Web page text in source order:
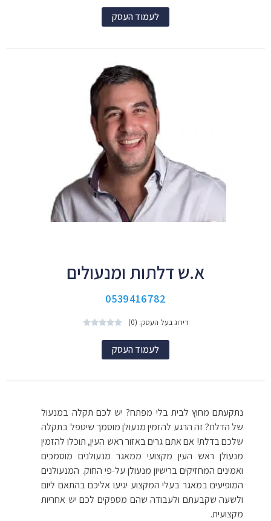
לעמוד העסק
א.ש דלתות ומנעולים
0539416782
דירוג בעל העסק: (0) 




לעמוד העסק
נתקעתם מחוץ לבית בלי מפתח? יש לכם תקלה במנעול
של הדלת? זה הרגע להזמין מנעולן מוסמך שיטפל בתקלה
שלכם בדלת! אם אתם גרים באזור ראש העין, תוכלו להזמין
מנעולן ראש העין מקצועי ממאגר מנעולנים מוסמכים
ואמינים המחזיקים ברישיון מנעולן על-פי החוק. המנעולנים
המופיעים במאגר בעלי המקצוע יגיעו אליכם בהתאם ליום
ולשעה שקבעתם ולעבודה שהם מספקים לכם יש אחריות
מקצועית.